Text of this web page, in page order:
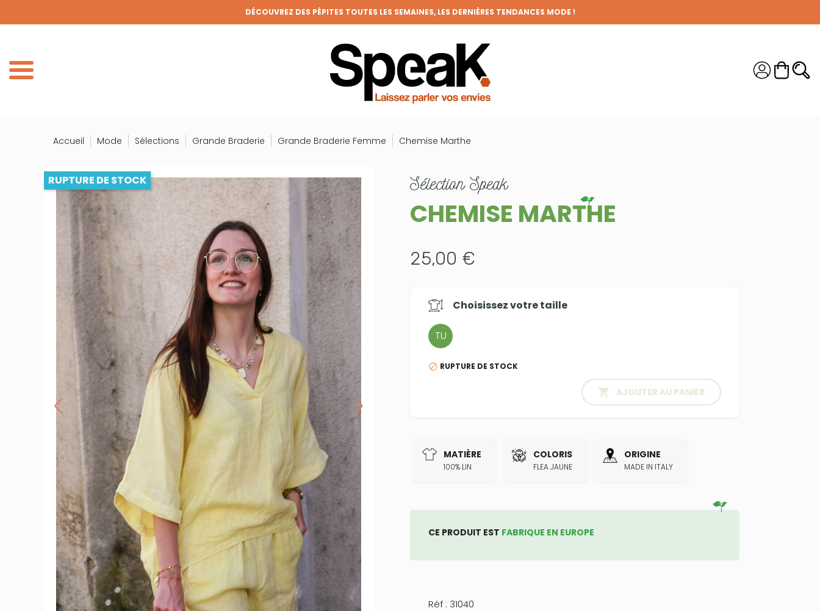
DÉCOUVREZ DES PÉPITES TOUTES LES SEMAINES, LES DERNIÈRES TENDANCES MODE !
FRAIS DE PORT OFFERTS DÈS 50€ D'ACHAT (HORS REMISES)
DEVENEZ MEMBRE DE LA CLIQUE ET BÉNÉFICIEZ DE NOMBREUX AVANTAGES !
GRANDE BRADERIE : TOUTES VOS ENVIES À PRIX RONDS !
Accueil Mode Sélections Grande Braderie Grande Braderie Femme Chemise Marthe
RUPTURE DE STOCK sélectionSpeak
CHEMISE MARTHE
25,00 €
Choisissez votretaille
TU
 RUPTURE DE STOCK
 AJOUTER AU PANIER
MATIÈRE
100% LIN
COLORIS
FLEA JAUNE
ORIGINE
MADE IN ITALY
CE PRODUIT EST FABRIQUE EN EUROPE
Réf : 31040